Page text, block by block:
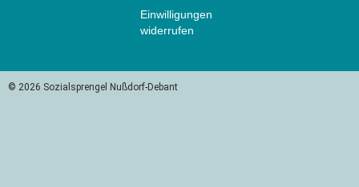
Ein­wil­li­gun­gen
widerrufen
© 2026 Sozialsprengel Nußdorf-Debant